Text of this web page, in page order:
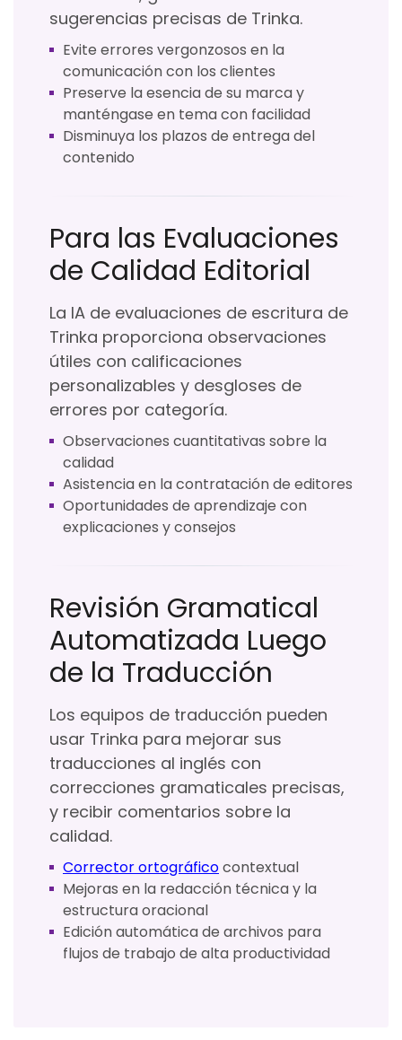
sugerencias precisas de Trinka.
Evite errores vergonzosos en la
comunicación con los clientes
Preserve la esencia de su marca y
manténgase en tema con facilidad
Disminuya los plazos de entrega del
contenido
Para las Evaluaciones
de Calidad Editorial
La IA de evaluaciones de escritura de
Trinka proporciona observaciones
útiles con calificaciones
personalizables y desgloses de
errores por categoría.
Observaciones cuantitativas sobre la
calidad
Asistencia en la contratación de editores
Oportunidades de aprendizaje con
explicaciones y consejos
Revisión Gramatical
Automatizada Luego
de la Traducción
Los equipos de traducción pueden
usar Trinka para mejorar sus
traducciones al inglés con
correcciones gramaticales precisas,
y recibir comentarios sobre la
calidad.
Corrector ortográficocontextual
Mejoras en la redacción técnica y la
estructura oracional
Edición automática de archivos para
flujos de trabajo de alta productividad